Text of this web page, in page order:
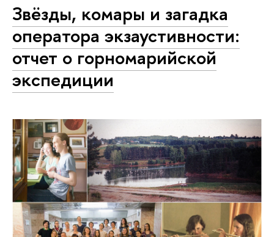
Звёзды, комары и загадка
оператора экзаустивности:
отчет о горномарийской
экспедиции